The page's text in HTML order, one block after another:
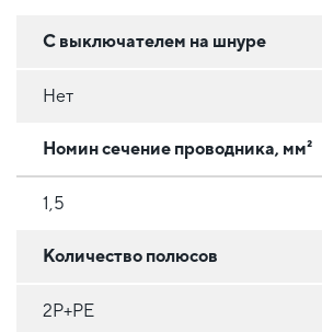
С выключателем на шнуре
Нет
Номин сечение проводника, мм²
1,5
Количество полюсов
2Р+РЕ